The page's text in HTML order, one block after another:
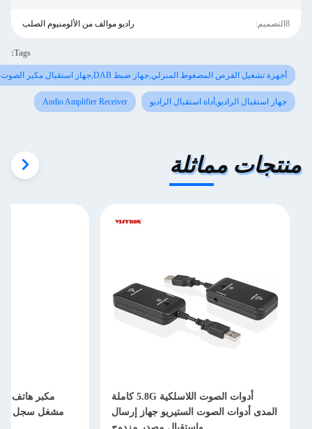
راديو موالف من الألومنيوم الصلب
Tags:
أجهزة تشغيل القرص المضغوط المنزلي,جهاز ضبط DAB,جهاز استقبال مكبر الصوت
جهاز استقبال الراديو,أداة استقبال الراديو Audio Amplifier Receiver
منتجات مماثلة
أدوات الصوت اللاسلكية 5.8G كاملة
المدى أدوات الصوت الستيريو جهاز إرسال
مكبر هاتف
مشغل سجل